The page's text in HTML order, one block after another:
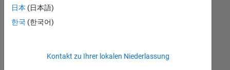
entsprechen,
werden
unseres
日本 (日本語)
한국 (한국어)
Kontakt zu Ihrer lokalen Niederlassung